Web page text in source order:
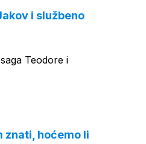
i službeno
Teodore i
znati, hoćemo li